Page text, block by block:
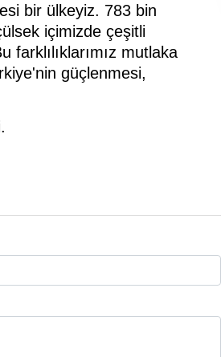
bir ülkeyiz. 783 bin
içimizde çeşitli
farklılıklarımız mutlaka
güçlenmesi,